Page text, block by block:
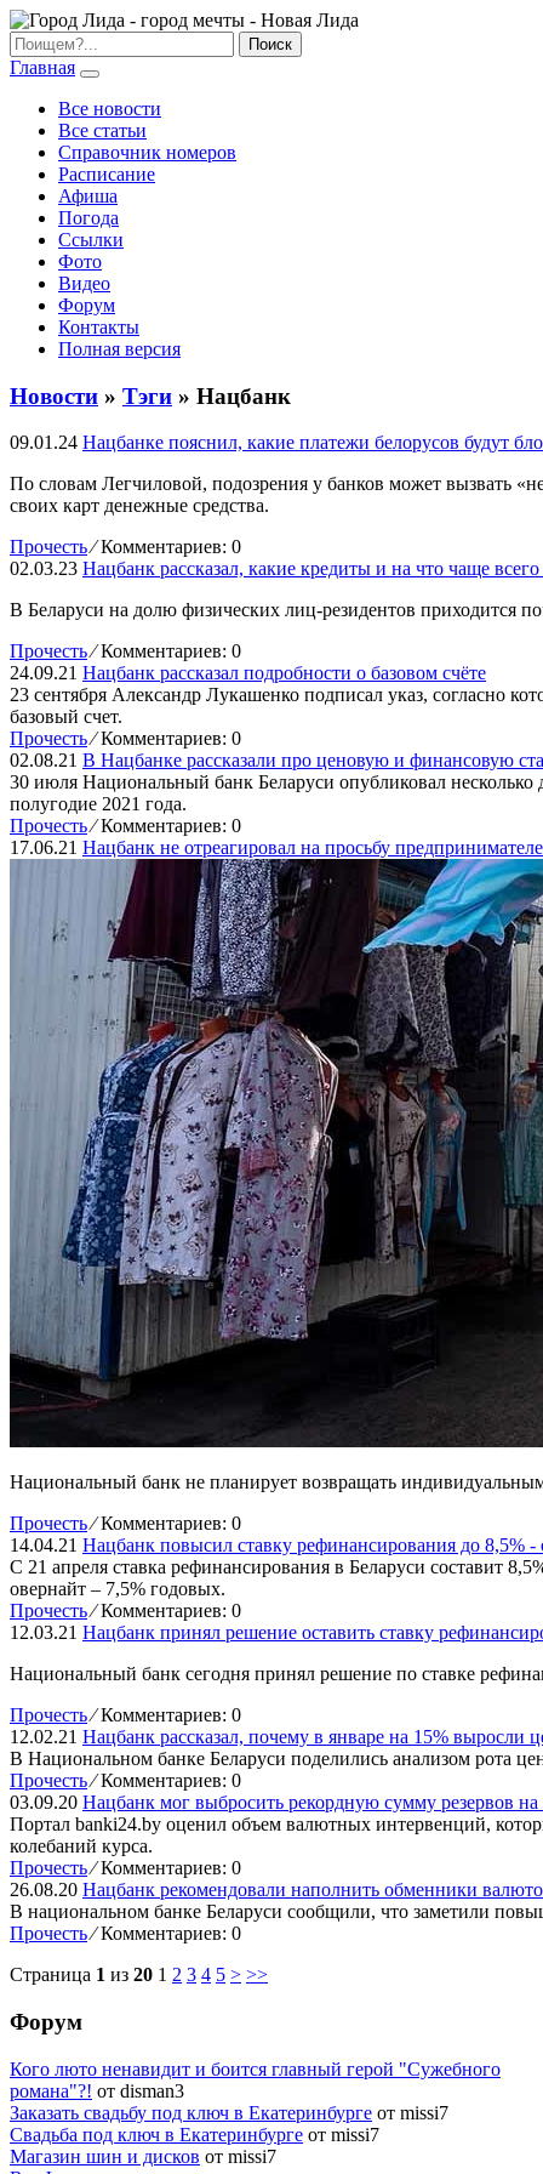
Главная
Все новости
Все статьи
Справочник номеров
Расписание
Афиша
Погода
Ссылки
Фото
Видео
Форум
Контакты
Полная версия
Новости » Тэги » Нацбанк
09.01.24 Нацбанке пояснил, какие платежи белорусов будут
По словам Легчиловой, подозрения у банков может вызвать
своих карт денежные средства.
Прочесть ⁄Комментариев: 0
02.03.23 Нацбанк рассказал, какие кредиты и на что чаще
В Беларуси на долю физических лиц-резидентов приходится
Прочесть ⁄Комментариев: 0
24.09.21 Нацбанк рассказал подробности о базовом счёте
23 сентября Александр Лукашенко подписал указ, согласно
базовый счет.
Прочесть ⁄Комментариев: 0
02.08.21 В Нацбанке рассказали про ценовую и финансовую
30 июля Национальный банк Беларуси опубликовал несколько
полугодие 2021 года.
Прочесть ⁄Комментариев: 0
17.06.21 Нацбанк не отреагировал на просьбу
Национальный банк не планирует возвращать
Прочесть ⁄Комментариев: 0
14.04.21 Нацбанк повысил ставку рефинансирования до 8,5%
С 21 апреля ставка рефинансирования в Беларуси составит
овернайт – 7,5% годовых.
Прочесть ⁄Комментариев: 0
12.03.21 Нацбанк принял решение оставить ставку
Национальный банк сегодня принял решение по ставке
Прочесть ⁄Комментариев: 0
12.02.21 Нацбанк рассказал, почему в январе на 15% выросли
В Национальном банке Беларуси поделились анализом рота
Прочесть ⁄Комментариев: 0
03.09.20 Нацбанк мог выбросить рекордную сумму резервов
Портал banki24.by оценил объем валютных интервенций,
колебаний курса.
Прочесть ⁄Комментариев: 0
26.08.20 Нацбанк рекомендовали наполнить обменники
В национальном банке Беларуси сообщили, что заметили
Прочесть ⁄Комментариев: 0
Страница 1 из 20 1 2 3 4 5 > >>
Форум
Кого люто ненавидит и боится главный герой "Сужебного
романа"?! от disman3
Заказать свадьбу под ключ в Екатеринбурге от missi7
Cвадьба под ключ в Екатеринбурге от missi7
Магазин шин и дисков от missi7